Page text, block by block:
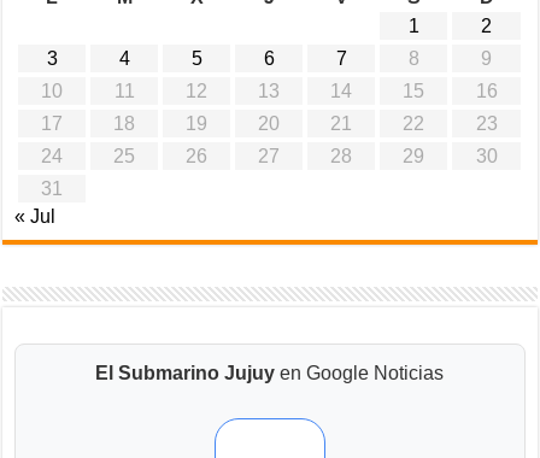
1
2
3
4 5 6 7 8
9
10
11 12 13 14 15
16
17
18 19 20 21 22
23
24
25 26 27 28 29
30
31
« Jul
El Submarino Jujuy en Google Noticias